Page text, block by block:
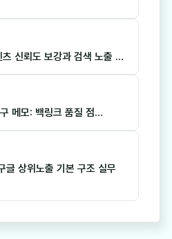
신뢰도 보강과 검색 노출 …
메모: 백링크 품질 점…
글 상위노출 기본 구조 실무